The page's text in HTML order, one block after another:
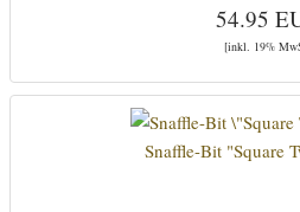
54.95
[inkl. 19%
Snaffle-Bit "Square